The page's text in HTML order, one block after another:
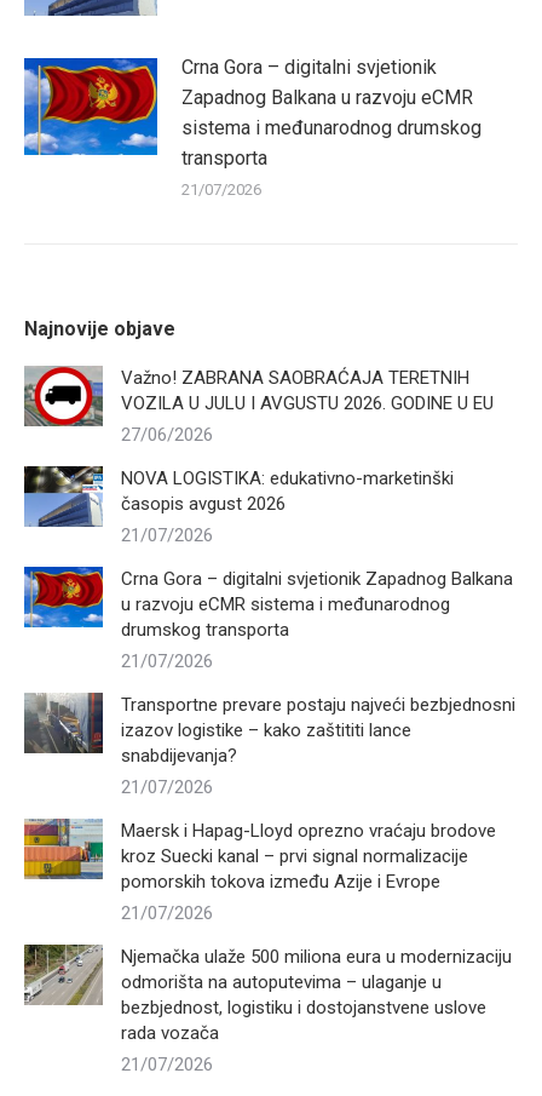
Crna Gora – digitalni svjetionik
Zapadnog Balkana u razvoju eCMR
sistema i međunarodnog drumskog
transporta
21/07/2026
Najnovije objave
Važno! ZABRANA SAOBRAĆAJA TERETNIH
VOZILA U JULU I AVGUSTU 2026. GODINE U EU
27/06/2026
NOVA LOGISTIKA: edukativno-marketinški
časopis avgust 2026
21/07/2026
Crna Gora – digitalni svjetionik Zapadnog Balkana
u razvoju eCMR sistema i međunarodnog
drumskog transporta
21/07/2026
Transportne prevare postaju najveći bezbjednosni
izazov logistike – kako zaštititi lance
snabdijevanja?
21/07/2026
Maersk i Hapag-Lloyd oprezno vraćaju brodove
kroz Suecki kanal – prvi signal normalizacije
pomorskih tokova između Azije i Evrope
21/07/2026
Njemačka ulaže 500 miliona eura u modernizaciju
odmorišta na autoputevima – ulaganje u
bezbjednost, logistiku i dostojanstvene uslove
rada vozača
21/07/2026